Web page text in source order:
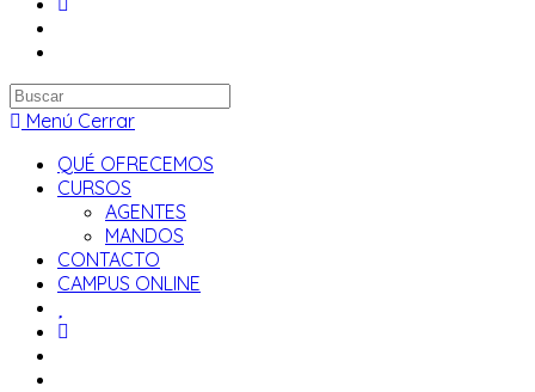
Buscar
en
web
Menú Cerrar
QUÉ OFRECEMOS
CURSOS
AGENTES
MANDOS
CONTACTO
CAMPUS ONLINE